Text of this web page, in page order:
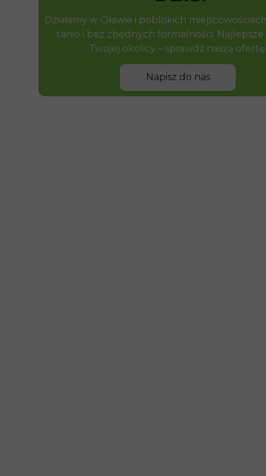
Napisz do nas
Działamy w Oławie i pobliskich
tanio i bez zbędnych formalności.
Twojej okolicy – sprawdź naszą